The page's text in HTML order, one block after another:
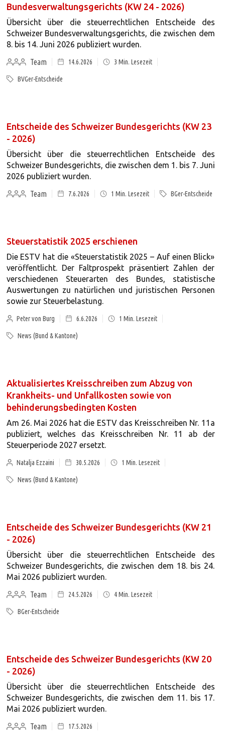
Bundesverwaltungsgerichts (KW 24 - 2026)
Übersicht über die steuerrechtlichen Entscheide des
Schweizer Bundesverwaltungsgerichts, die zwischen dem
8. bis 14. Juni 2026 publiziert wurden.
Team
14.6.2026 3 Min. Lesezeit
BVGer-Entscheide
Entscheide des Schweizer Bundesgerichts (KW 23
- 2026)
Übersicht über die steuerrechtlichen Entscheide des
Schweizer Bundesgerichts, die zwischen dem 1. bis 7. Juni
2026 publiziert wurden.
Team
7.6.2026 1 Min. Lesezeit BGer-Entscheide
Steuerstatistik 2025 erschienen
Die ESTV hat die «Steuerstatistik 2025 – Auf einen Blick»
veröffentlicht. Der Faltprospekt präsentiert Zahlen der
verschiedenen Steuerarten des Bundes, statistische
Auswertungen zu natürlichen und juristischen Personen
sowie zur Steuerbelastung.
Peter von Burg 6.6.2026 1 Min. Lesezeit
News (Bund & Kantone)
Aktualisiertes Kreisschreiben zum Abzug von
Krankheits- und Unfallkosten sowie von
behinderungsbedingten Kosten
Am 26. Mai 2026 hat die ESTV das Kreisschreiben Nr. 11a
publiziert, welches das Kreisschreiben Nr. 11 ab der
Steuerperiode 2027 ersetzt.
Natalja Ezzaini 30.5.2026 1 Min. Lesezeit
News (Bund & Kantone)
Entscheide des Schweizer Bundesgerichts (KW 21
- 2026)
Übersicht über die steuerrechtlichen Entscheide des
Schweizer Bundesgerichts, die zwischen dem 18. bis 24.
Mai 2026 publiziert wurden.
Team
24.5.2026 4Min. Lesezeit
BGer-Entscheide
Entscheide des Schweizer Bundesgerichts (KW 20
- 2026)
Übersicht über die steuerrechtlichen Entscheide des
Schweizer Bundesgerichts, die zwischen dem 11. bis 17.
Mai 2026 publiziert wurden.
Team
17.5.2026